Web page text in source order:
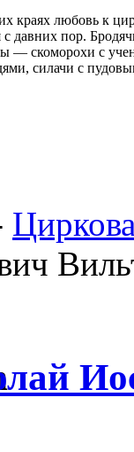
краях любовь к
с давних пор.
— скоморохи с
силачи с